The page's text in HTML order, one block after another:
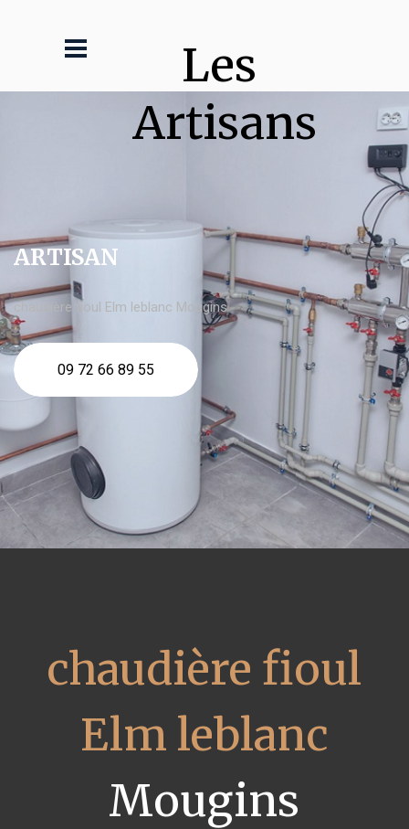
Les
Artisans
ARTISAN
chaudière fioul Elm leblanc Mougins
09 72 66 89 55
chaudière fioul
Elm leblanc
Mougins